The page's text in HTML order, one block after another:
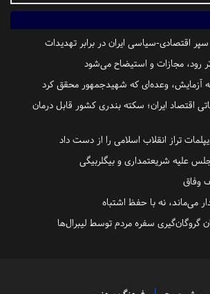
سپر اقتصادی-سیاسی ایران در برابر تهدیدات
رود، مجازات و استیضاح می‌شود
آزمایش، وعده‌ای که شهیدجمهور محقق کرد
اقتصاد ایران؛ سکته بندری کشور قابل درمان
تراز انقلاب اسلامی را از دست داد
علیه شریعتمداری و بیگلربیگی
وفاق
می‌ماند، نه با حفظ اشتباه
گروگان‌گیری سفره مردم توسط لیبرال‌ها